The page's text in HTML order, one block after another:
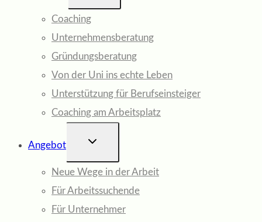
Coaching
Unternehmensberatung
Gründungsberatung
Von der Uni ins echte Leben
Unterstützung für Berufseinsteiger
Coaching am Arbeitsplatz
Angebot
UNTERMENÜ
Neue Wege in der Arbeit
Für Arbeitssuchende
Für Unternehmer